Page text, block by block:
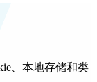
、本地存储和类